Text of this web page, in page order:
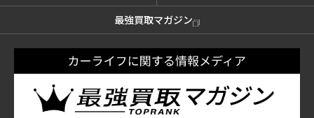
最強買取マガジン